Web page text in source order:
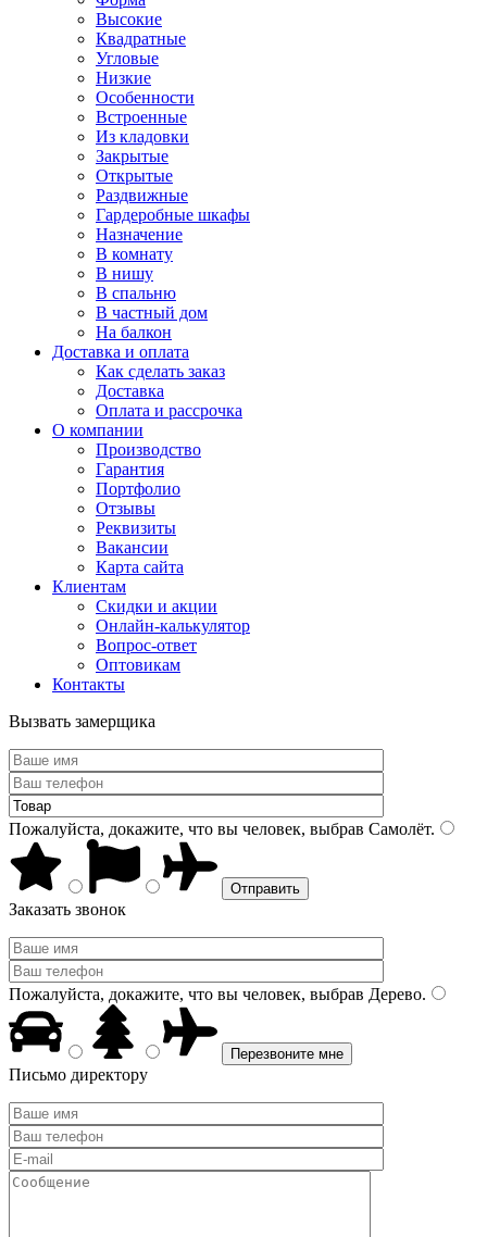
Высокие
Квадратные
Угловые
Низкие
Особенности
Встроенные
Из кладовки
Закрытые
Открытые
Раздвижные
Гардеробные шкафы
Назначение
В комнату
В нишу
В спальню
В частный дом
На балкон
Доставка и оплата
Как сделать заказ
Доставка
Оплата и рассрочка
О компании
Производство
Гарантия
Портфолио
Отзывы
Реквизиты
Вакансии
Карта сайта
Клиентам
Скидки и акции
Онлайн-калькулятор
Вопрос-ответ
Оптовикам
Контакты
Вызвать замерщика
Пожалуйста, докажите, что вы человек, выбрав Самолёт.
Заказать звонок
Пожалуйста, докажите, что вы человек, выбрав Дерево.
Письмо директору